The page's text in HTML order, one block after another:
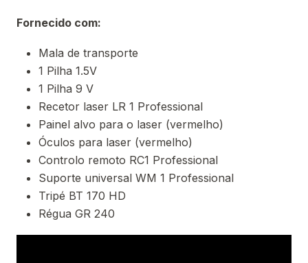
Fornecido com:
Mala de transporte
1 Pilha 1.5V
1 Pilha 9 V
Recetor laser LR 1 Professional
Painel alvo para o laser (vermelho)
Óculos para laser (vermelho)
Controlo remoto RC1 Professional
Suporte universal WM 1 Professional
Tripé BT 170 HD
Régua GR 240